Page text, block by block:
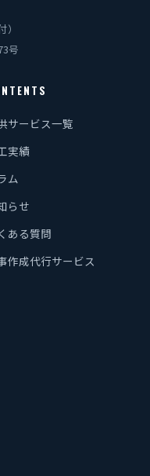
号
サービス一覧
実績
ム
らせ
ある質問
作成代行サービス